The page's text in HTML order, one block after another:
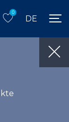
0
DE